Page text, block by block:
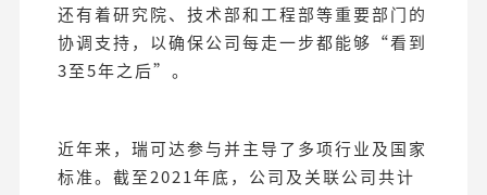
还有着研究院、技术部和工程部等重要部门的
协调支持，以确保公司每走一步都能够“看到
3至5年之后”。
近年来，瑞可达参与并主导了多项行业及国家
标准。截至2021年底，公司及关联公司共计